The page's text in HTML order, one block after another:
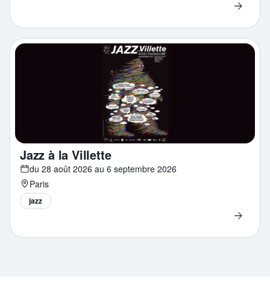
Jazz à la Villette
du 28 août 2026 au 6 septembre 2026
Paris
jazz